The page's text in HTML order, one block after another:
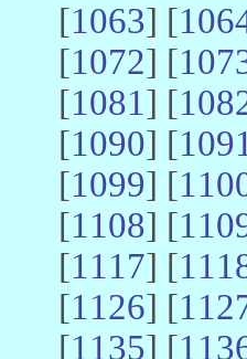
[1063] [
[1072] [
[1081] [
[1090] [1091
[1099] [
[1108] [
[1117] [
[1126] [
[1135] [